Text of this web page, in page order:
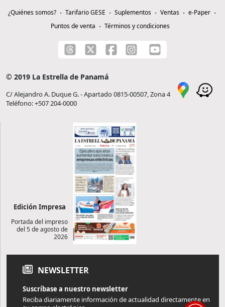
¿Quiénes somos? Tarifario GESE Suplementos Ventas
e-Paper
Puntos de venta
Términos y condiciones
© 2019 La Estrella de Panamá
C/ Alejandro A. Duque G. - Apartado 0815-00507, Zona 4
Teléfono: +507 204-0000
Edición Impresa
Portada del impreso
del 5 de agosto de
2026
NEWSLETTER
Suscríbase a nuestro newsletter
Reciba diariamente información de actualidad directamente en